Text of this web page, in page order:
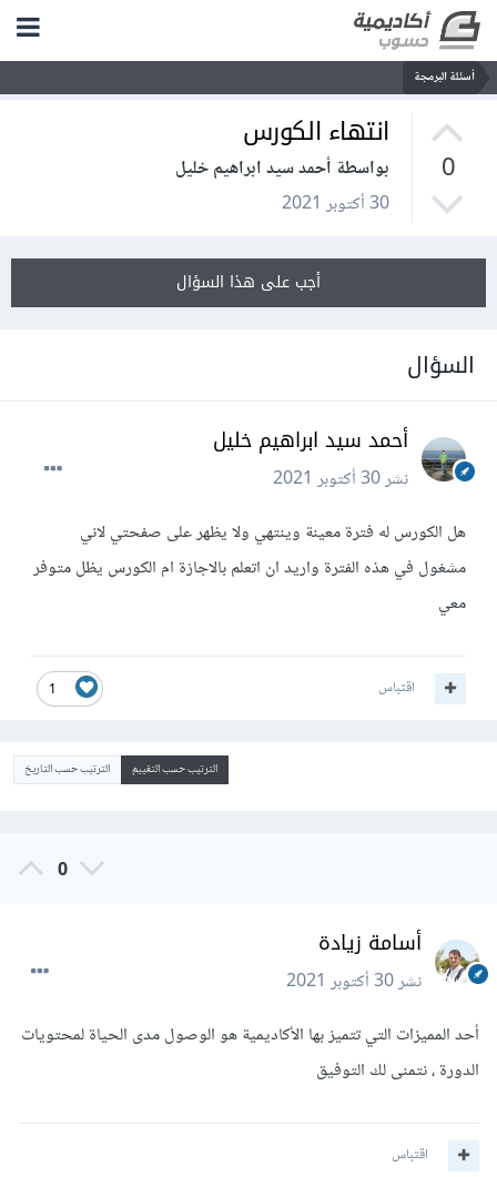
أسئلة البرمجة
0
انتهاء الكورس
بواسطة أحمد سيد ابراهيم خليل
30 أكتوبر 2021
أجب على هذا السؤال
السؤال
أحمد سيد ابراهيم خليل
نشر30 أكتوبر 2021
هل الكورس له فترة معينة وينتهي ولا يظهر على صفحتي لاني
مشغول في هذه الفترة واريد ان اتعلم بالاجازة ام الكورس يظل متوفر
معي
1 اقتباس
الترتيب حسب التقييم الترتيب حسب التاريخ
0
أسامة زيادة
نشر30 أكتوبر 2021
أحد المميزات التي تتميز بها الأكاديمية هو الوصول مدى الحياة لمحتويات
الدورة ، نتمنى لك التوفيق
اقتباس